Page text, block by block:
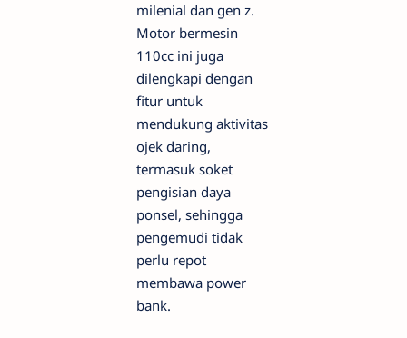
milenial dan gen z.
Motor bermesin
110cc ini juga
dilengkapi dengan
fitur untuk
mendukung aktivitas
ojek daring,
termasuk soket
pengisian daya
ponsel, sehingga
pengemudi tidak
perlu repot
membawa power
bank.